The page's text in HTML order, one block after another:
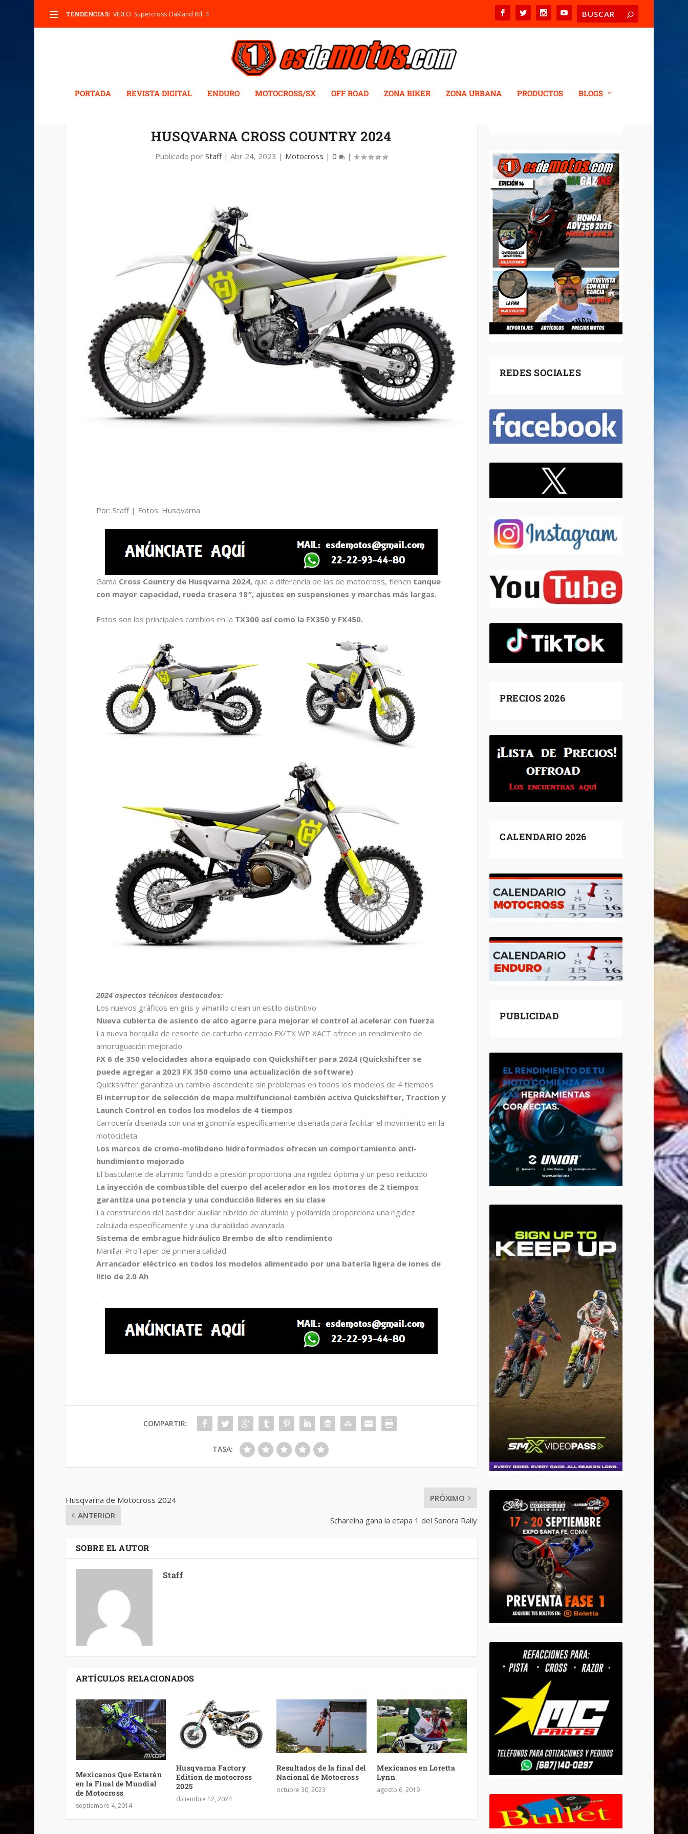
TENDENCIAS: VIDEO: Supercross Oakland Rd. 4
PORTADA REVISTA DIGITAL ENDURO MOTOCROSS/SX OFF ROAD ZONA BIKER ZONA URBANA PRODUCTOS BLOGS
HUSQVARNA CROSS COUNTRY 2024
Publicado por Staff| Abr 24, 2023 | Motocross | 0 |
Por: Staff | Fotos: Husqvarna
Gama Cross Country de Husqvarna 2024, que a diferencia de las de motocross, tienen tanque
con mayor capacidad, rueda trasera 18″, ajustes en suspensiones y marchas más largas.
Estos son los principales cambios en la TX300 así como la FX350 y FX450.
2024 aspectos técnicos destacados:
Los nuevos gráficos en gris y amarillo crean un estilo distintivo
Nueva cubierta de asiento de alto agarre para mejorar el control al acelerar con fuerza
La nueva horquilla de resorte de cartucho cerrado FX/TX WP XACT ofrece un rendimiento de
amortiguación mejorado
FX 6 de 350 velocidades ahora equipado con Quickshifter para 2024 (Quickshifter se
puede agregar a 2023 FX 350 como una actualización de software)
Quickshifter garantiza un cambio ascendente sin problemas en todos los modelos de 4 tiempos
El interruptor de selección de mapa multifuncional también activa Quickshifter, Traction y
Launch Control en todos los modelos de 4 tiempos
Carrocería diseñada con una ergonomía específicamente diseñada para facilitar el movimiento en la
motocicleta
Los marcos de cromo-molibdeno hidroformados ofrecen un comportamiento anti-
hundimiento mejorado
El basculante de aluminio fundido a presión proporciona una rigidez óptima y un peso reducido
La inyección de combustible del cuerpo del acelerador en los motores de 2 tiempos
garantiza una potencia y una conducción líderes en su clase
La construcción del bastidor auxiliar híbrido de aluminio y poliamida proporciona una rigidez
calculada específicamente y una durabilidad avanzada
Sistema de embrague hidráulico Brembo de alto rendimiento
Manillar ProTaper de primera calidad
Arrancador eléctrico en todos los modelos alimentado por una batería ligera de iones de
litio de 2.0 Ah
.
COMPARTIR:
TASA:
Husqvarna de Motocross 2024
ANTERIOR
PRÓXIMO
Schareina gana la etapa 1 del Sonora Rally
SOBRE EL AUTOR
Staff
ARTÍCULOS RELACIONADOS
Mexicanos Que Estarán
en la Final de Mundial
de Motocross
septiembre 4, 2014
Husqvarna Factory
Edition de motocross
2025
diciembre 12, 2024
Resultados de la final del
Nacional de Motocross
octubre 30, 2023
Mexicanos en Loretta
Lynn
agosto 6, 2019
REDES SOCIALES
PRECIOS 2026
CALENDARIO 2026
PUBLICIDAD